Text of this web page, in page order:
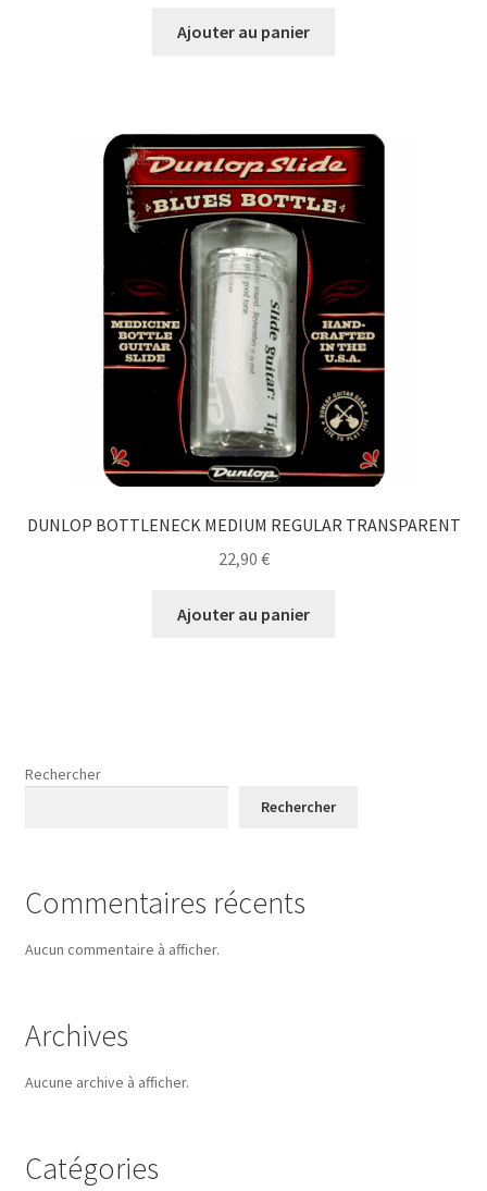
Ajouter au panier
DUNLOP BOTTLENECK MEDIUM REGULAR TRANSPARENT
22,90 €
Ajouter au panier
Rechercher
Rechercher
Commentaires récents
Aucun commentaire à afficher.
Archives
Aucune archive à afficher.
Catégories